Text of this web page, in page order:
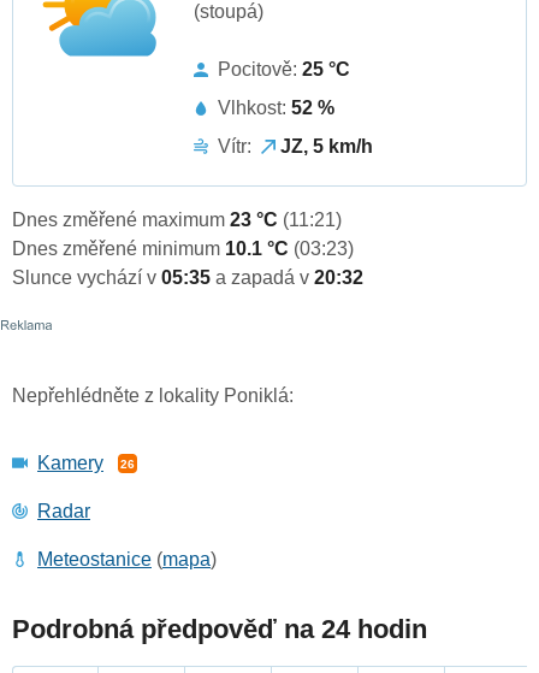
(stoupá)
Pocitově: 25 °C
Vlhkost: 52 %
Vítr:
JZ, 5 km/h
Dnes změřené maximum 23 °C (11:21)
Dnes změřené minimum 10.1 °C (03:23)
Slunce vychází v 05:35 a zapadá v 20:32
Nepřehlédněte z lokality Poniklá:
Kamery 26
Radar
Meteostanice (mapa)
Podrobná předpověď na 24 hodin